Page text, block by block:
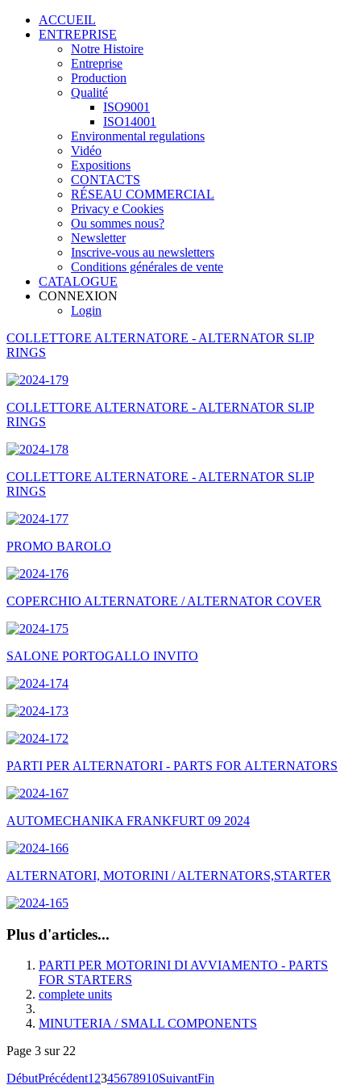
ACCUEIL
ENTREPRISE
Notre Histoire
Entreprise
Production
Qualité
ISO9001
ISO14001
Environmental regulations
Vidéo
Expositions
CONTACTS
RÉSEAU COMMERCIAL
Privacy e Cookies
Ou sommes nous?
Newsletter
Inscrive-vous au newsletters
Conditions générales de vente
CATALOGUE
CONNEXION
Login
COLLETTORE ALTERNATORE - ALTERNATOR SLIP
RINGS
COLLETTORE ALTERNATORE - ALTERNATOR SLIP
RINGS
COLLETTORE ALTERNATORE - ALTERNATOR SLIP
RINGS
PROMO BAROLO
COPERCHIO ALTERNATORE / ALTERNATOR COVER
SALONE PORTOGALLO INVITO
PARTI PER ALTERNATORI - PARTS FOR ALTERNATORS
AUTOMECHANIKA FRANKFURT 09 2024
ALTERNATORI, MOTORINI / ALTERNATORS,STARTER
Plus d'articles...
PARTI PER MOTORINI DI AVVIAMENTO - PARTS
FOR STARTERS
complete units
MINUTERIA / SMALL COMPONENTS
Page 3 sur 22
DébutPrécédent12345678910SuivantFin